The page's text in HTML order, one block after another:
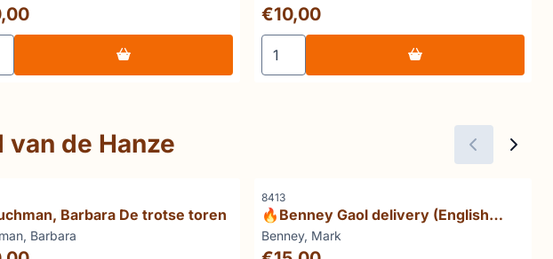
de eerste democratie
kiezen voor Smith Het verhaal van de slager
Prijs: 10,00
€10,00
Aantal kiezen voor Metcalfe 1933
de Hanze
Barbara De trotse toren
Barbara
Artikelnummer
8413
🔥Benney Gaol delivery (English
prisons)
Merk:
Benney, Mark
Prijs: 15,00